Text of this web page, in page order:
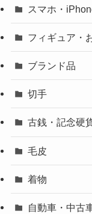
スマホ・
フィギュア・
ブランド品
切手
古銭・記念硬
毛皮
着物
自動車・中古